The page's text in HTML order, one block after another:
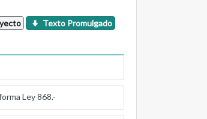
Texto Promulgado
Ley 868.-